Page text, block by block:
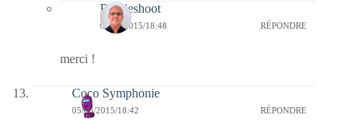
Bernieshoot
06/06/2015/18:48 RÉPONDRE
merci !
Coco Symphonie
05/06/2015/18:42 RÉPONDRE